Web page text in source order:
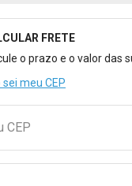
paraFRETE
o prazo e o valor das
sei meu CEP
CEP